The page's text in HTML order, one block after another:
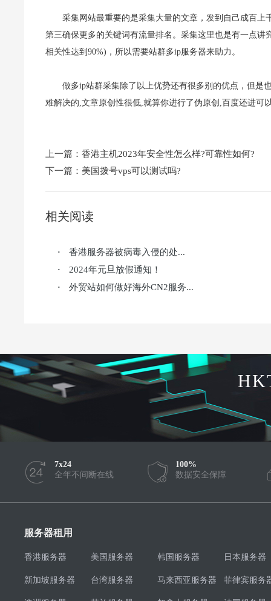
采集网站最重要的是采集大量的文章，发到自己成百
第三确保更多的关键词有流量排名。采集这里也是有一点
相关性达到90%)，所以需要站群多ip服务器来助力。
做多ip站群采集除了以上优势还有很多别的优点，但是
难解决的,文章原创性很低,就算你进行了伪原创,百度还进可
上一篇： 香港主机2023年安全性怎么样?可靠性如何?
下一篇： 美国拨号vps可以测试吗?
相关阅读
· 香港服务器被病毒入侵的处...
· 2024年元旦放假通知！
· 外贸站如何做好海外CN2服务...
7x24
全年不间断在线
100%
数据安全保障
服务器租用
香港服务器 美国服务器 韩国服务器 日本服务器
新加坡服务器 台湾服务器 马来西亚服务器 菲律宾服务